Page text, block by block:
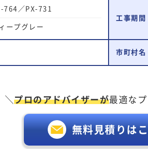
764／PX-731
ープグレー
工事期間
市町村名
＼ プロのアドバイザーが最適な
無料見積りは